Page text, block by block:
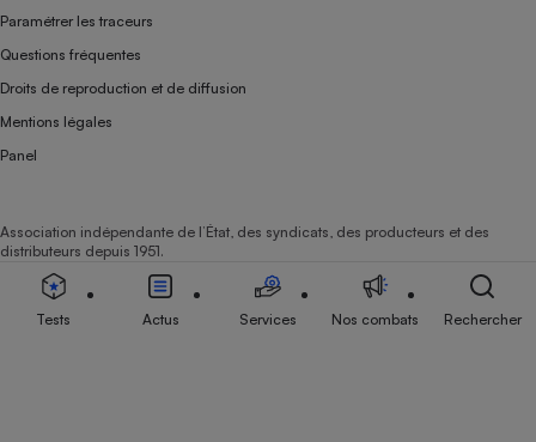
Paramétrer les traceurs
Questions fréquentes
Droits de reproduction et de diffusion
Mentions légales
Panel
Association indépendante de l’État, des syndicats, des producteurs et des
distributeurs depuis 1951.
Tests Actus Services Nos combats Rechercher